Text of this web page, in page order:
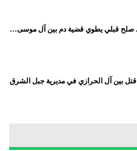
صلح قبلي يطوي قضية دم بين آل موسى…
قتل بين آل الحرازي في مديرية جبل الشرق